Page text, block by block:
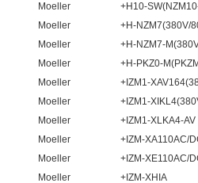
Moeller +H10-SW(NZM10-
Moeller +H-NZM7(380V/
Moeller +H-NZM7-M(380V/
Moeller +H-PKZ0-
Moeller +IZM1-
Moeller +IZM1-
Moeller +IZM1-XLKA4-AV
Moeller +IZM-XA110AC/
Moeller +IZM-XE110AC/
Moeller +IZM-XHIA